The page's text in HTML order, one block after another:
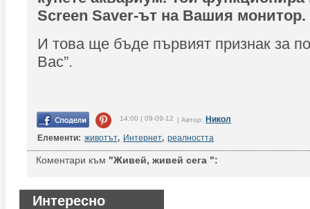
Screen Saver-ът на Вашия монитор.
И това ще бъде първият признак за
Вас”.
14:00 | 09-09-12 | Автор: Никол
Елементи: животът, Интернет, реалността
Коментари към "Живей, живей сега ":
Интересно